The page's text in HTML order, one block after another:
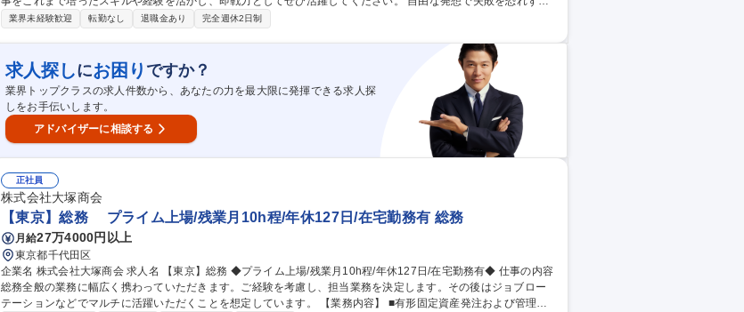
斬新な企画に挑戦できるのが、テレビ東京の制作局です。テレビ業界全体が変革期を迎える中、「脱・テレ東ら
もちろん、未経験でも配信やイベントなどのコンテンツ開発で新しいマネタイズの仕組みを生み出せる自信のあ
る方など総合的なコンテンツクリエイターをお迎えしたいと考えております。 募集職種 【テレビ東京 制作局/制
作ディレクター/制作プロデューサー】
業界未経験歓迎 転勤なし 退職金あり 完全週休2日制
求人探しにお困り ですか？
業界トップクラスの求人件数から、あなたの力を最大限に発揮できる求人探
しをお手伝いします。
アドバイザーに相談する
正社員
株式会社大塚商会
【東京】総務 プライム上場/残業月10h程/年休127日/在宅勤務有 総務
月給27万4000円以上
東京都千代田区
企業名 株式会社大塚商会 求人名 【東京】総務 ◆プライム上場/残業月10h程/年休127日/在宅勤務有◆ 仕事の内容
総務全般の業務に幅広く携わっていただきます。ご経験を考慮し、担当業務を決定します。その後はジョブロー
テーションなどでマルチに活躍いただくことを想定しています。 【業務内容】 ■有形固定資産発注および管理業